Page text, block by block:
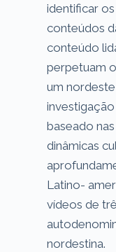
identificar
conteúdos
conteúdo
perpetuam
um
baseado
dinâmicas
Latino-
vídeos de
nordestina.